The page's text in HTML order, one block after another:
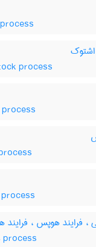
اشتوک
process
، فرایند هوپس ،